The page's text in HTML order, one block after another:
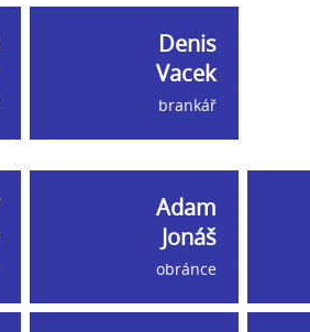
Denis
Vacek
brankář
Adam
Jonáš
obránce